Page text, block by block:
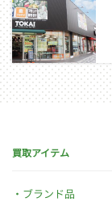
買取アイテム
ブランド品